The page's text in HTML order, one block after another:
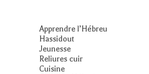
Apprendre l’Hébreu
Hassidout
Jeunesse
Reliures cuir
Cuisine